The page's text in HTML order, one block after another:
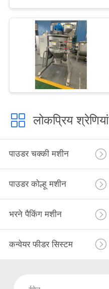
लोकप्रिय श्रेणियां
पाउडर चक्की मशीन
पाउडर कोल्हू मशीन
भरने पैकिंग मशीन
कन्वेयर फीडर सिस्टम